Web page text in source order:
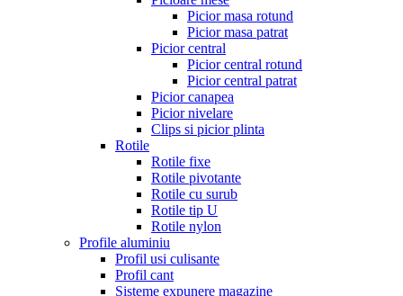
Picior masa rotund
Picior masa patrat
Picior central
Picior central rotund
Picior central patrat
Picior canapea
Picior nivelare
Clips si picior plinta
Rotile
Rotile fixe
Rotile pivotante
Rotile cu surub
Rotile tip U
Rotile nylon
Profile aluminiu
Profil usi culisante
Profil cant
Sisteme expunere magazine